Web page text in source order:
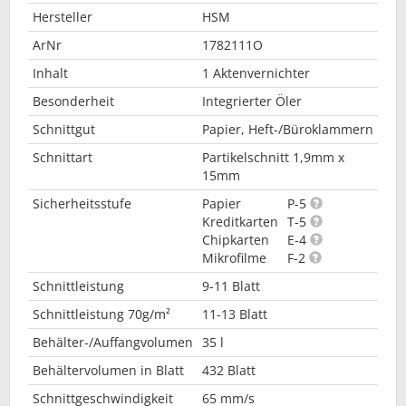
Hersteller
HSM
ArNr
1782111O
Inhalt
1 Aktenvernichter
Besonderheit
Integrierter Öler
Schnittgut
Papier, Heft-/Büroklammern
Schnittart
Partikelschnitt 1,9mm x
15mm
Sicherheitsstufe
Papier
P-5
Kreditkarten T-5
Chipkarten
E-4
Mikrofilme
F-2
Schnittleistung
9-11 Blatt
Schnittleistung 70g/m²
11-13 Blatt
Behälter-/Auffangvolumen 35 l
Behältervolumen in Blatt
432 Blatt
Schnittgeschwindigkeit
65 mm/s